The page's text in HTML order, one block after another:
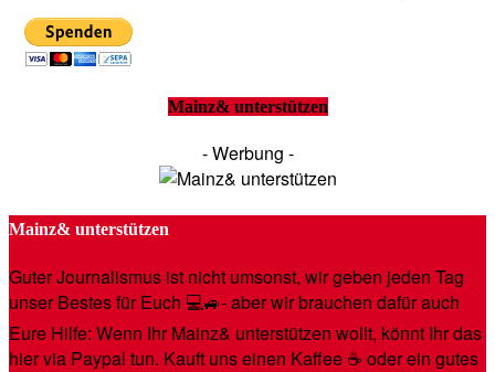
Mainz& unterstützen
- Werbung -
Mainz& unterstützen
Guter Journalismus ist nicht umsonst, wir geben jeden Tag
unser Bestes für Euch 💻🚙- aber wir brauchen dafür auch
Eure Hilfe: Wenn Ihr Mainz& unterstützen wollt, könnt Ihr das
hier via Paypal tun. Kauft uns einen Kaffee ☕️ oder ein gutes